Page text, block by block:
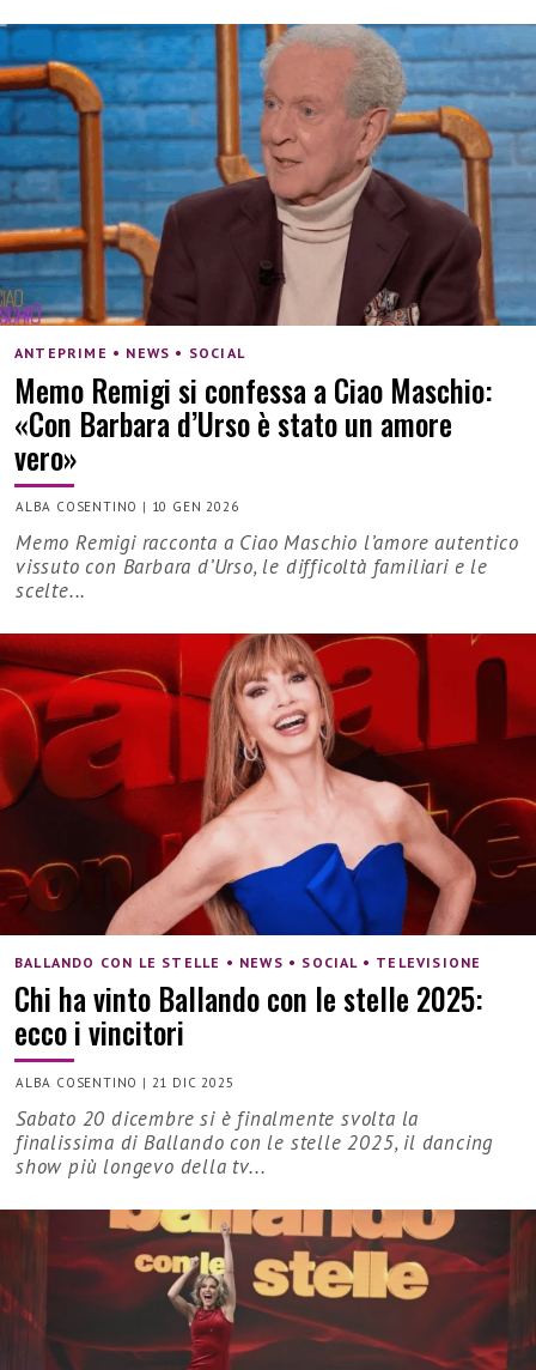
ANTEPRIME • NEWS • SOCIAL
Memo Remigi si confessa a Ciao Maschio:
«Con Barbara d’Urso è stato un amore
vero»
ALBA COSENTINO | 10 GEN 2026
Memo Remigi racconta a Ciao Maschio l’amore autentico
vissuto con Barbara d’Urso, le difficoltà familiari e le
scelte...
BALLANDO CON LE STELLE • NEWS • SOCIAL • TELEVISIONE
Chi ha vinto Ballando con le stelle 2025:
ecco i vincitori
ALBA COSENTINO | 21 DIC 2025
Sabato 20 dicembre si è finalmente svolta la
finalissima di Ballando con le stelle 2025, il dancing
show più longevo della tv...